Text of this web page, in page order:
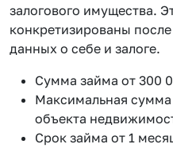
залогового имущества.
конкретизированы
данных о себе и залоге.
Сумма займа от 300
Максимальная
объекта
Срок займа от 1